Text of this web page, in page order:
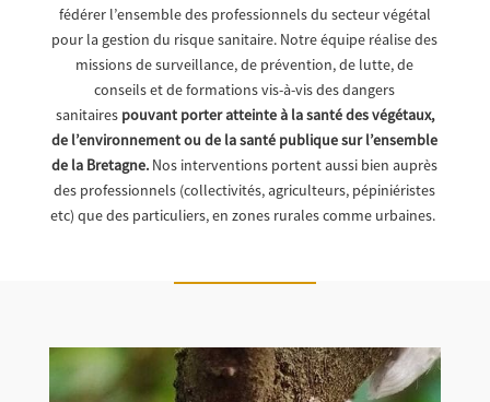
fédérer l’ensemble des professionnels du secteur végétal
pour la gestion du risque sanitaire. Notre équipe réalise des
missions de surveillance, de prévention, de lutte, de
conseils et de formations vis-à-vis des dangers
sanitaires pouvant porter atteinte à la santé des végétaux,
de l’environnement ou de la santé publique sur l’ensemble
de la Bretagne. Nos interventions portent aussi bien auprès
des professionnels (collectivités, agriculteurs, pépiniéristes
etc) que des particuliers, en zones rurales comme urbaines.